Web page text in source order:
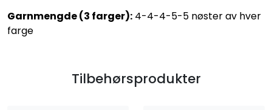
Garnmengde (3 farger): 4-4-4-5-5 nøster av hver
farge
Tilbehørsprodukter